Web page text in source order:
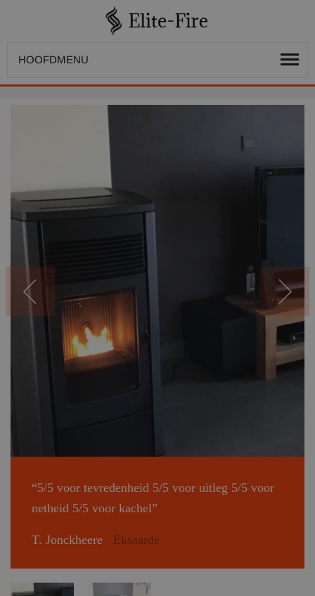
HOOFDMENU
“5/5 voor tevredenheid 5/5 voor uitleg 5/5 voor
netheid 5/5 voor kachel”
T. Jonckheere Eksaarde